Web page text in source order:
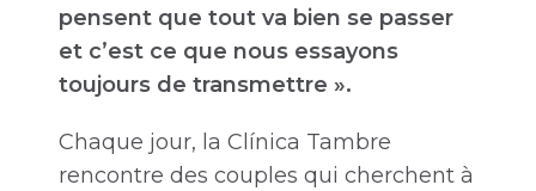
pensent que tout va bien se passer
et c’est ce que nous essayons
toujours de transmettre ».
Chaque jour, la Clínica Tambre
rencontre des couples qui cherchent à